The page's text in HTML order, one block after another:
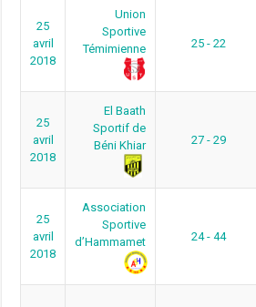
25
avril
2018
Union
Sportive
Témimienne
25 - 22
25
avril
2018
El Baath
Sportif de
Béni Khiar
27 - 29
25
avril
2018
Association
Sportive
d’Hammamet
24 - 44